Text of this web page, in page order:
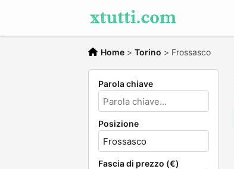
Home > Torino > Frossasco
Parola chiave
Posizione
Fascia di prezzo (€)